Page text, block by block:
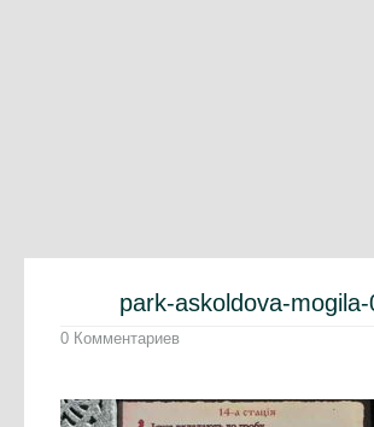
park-askoldova-
0 Комментариев